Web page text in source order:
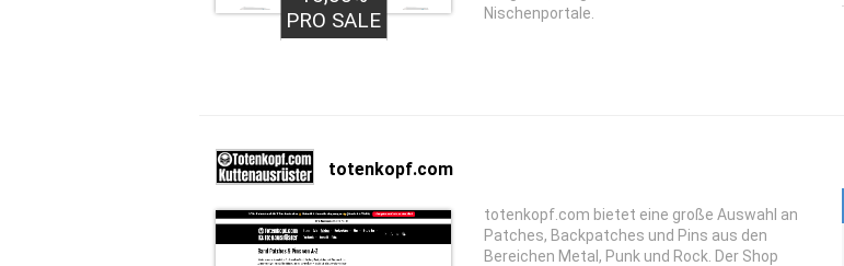
PRO SALE
Nischenportale.
totenkopf.com
totenkopf.com bietet eine große Auswahl an
Patches, Backpatches und Pins aus den
Bereichen Metal, Punk und Rock. Der Shop